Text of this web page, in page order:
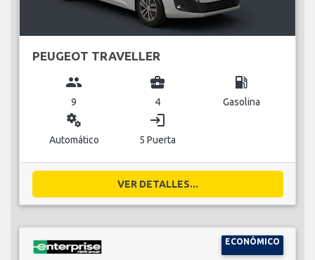
PEUGEOT TRAVELLER
group
9
business_center
4
local_gas_station
Gasolina
miscellaneous_services
Automático
login
5 Puerta
VER DETALLES...
ECONÓMICO